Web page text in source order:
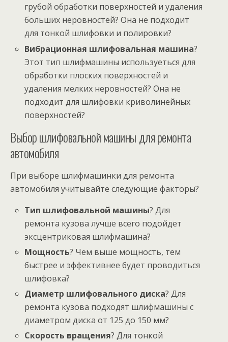
грубой обработки поверхностей и удаления
больших неровностей? Она не подходит
для тонкой шлифовки и полировки?
Вибрационная шлифовальная машина?
Этот тип шлифмашины используеться для
обработки плоских поверхностей и
удаления мелких неровностей? Она не
подходит для шлифовки криволинейных
поверхностей?
Выбор шлифовальной машины для ремонта
автомобиля
При выборе шлифмашинки для ремонта
автомобиля учитывайте следующие факторы?
Тип шлифовальной машины? Для
ремонта кузова лучше всего подойдет
эксцентриковая шлифмашина?
Мощность? Чем выше мощность, тем
быстрее и эффективнее будет проводиться
шлифовка?
Диаметр шлифовального диска? Для
ремонта кузова подходят шлифмашины с
диаметром диска от 125 до 150 мм?
Скорость вращения? Для тонкой